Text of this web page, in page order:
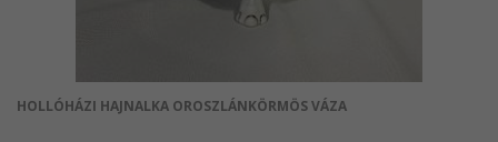
HOLLÓHÁZI HAJNALKA OROSZLÁNKÖRMÖS VÁZA